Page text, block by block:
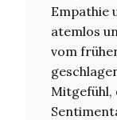
Empathie
atemlos
vom
Mitgefühl,